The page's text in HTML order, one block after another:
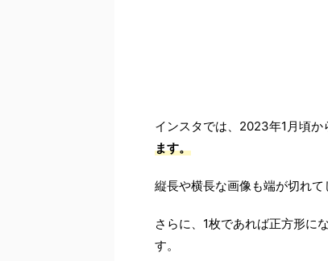
インスタでは、2023年1月頃か
ます。
縦長や横長な画像も端が切れて
さらに、1枚であれば正方形に
す。